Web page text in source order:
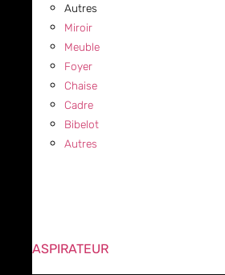
Autres
Miroir
Meuble
Foyer
Chaise
Cadre
Bibelot
Autres
ASPIRATEUR